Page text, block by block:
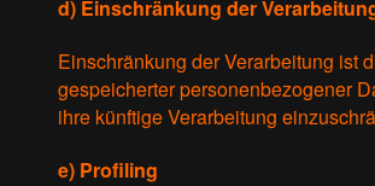
d) Einschränkung der
Einschränkung der Verarbeitung ist
gespeicherter personenbezogener
ihre künftige Verarbeitung
e) Profiling